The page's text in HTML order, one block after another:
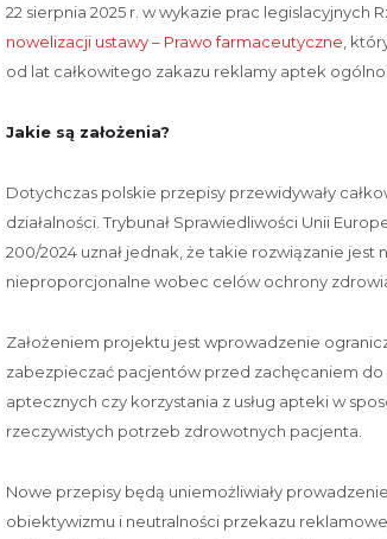
22 sierpnia 2025 r. w wykazie prac legislacyjnych
nowelizacji ustawy – Prawo farmaceutyczne ,
od lat całkowitego zakazu reklamy aptek
Jakie są założenia?
Dotychczas polskie przepisy przewidywały
działalności. Trybunał Sprawiedliwości Unii
200/2024 uznał jednak, że takie rozwiązanie jest
nieproporcjonalne wobec celów ochrony
Założeniem projektu jest wprowadzenie
zabezpieczać pacjentów przed zachęcaniem
aptecznych czy korzystania z usług apteki w
rzeczywistych potrzeb zdrowotnych pacjenta.
Nowe przepisy będą uniemożliwiały
obiektywizmu i neutralności przekazu